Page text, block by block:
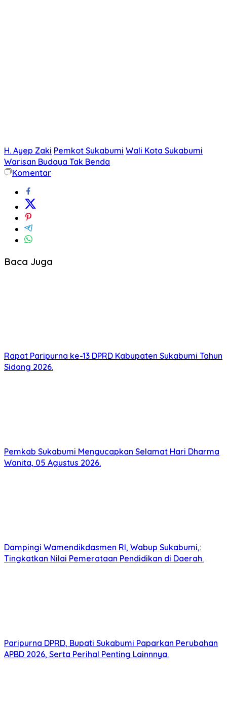
H. Ayep Zaki Pemkot Sukabumi Wali Kota Sukabumi
Warisan Budaya Tak Benda
Komentar
Baca Juga
Rapat Paripurna ke-13 DPRD Kabupaten Sukabumi Tahun
Sidang 2026.
Pemkab Sukabumi Mengucapkan Selamat Hari Dharma
Wanita, 05 Agustus 2026.
Dampingi Wamendikdasmen RI, Wabup Sukabumi,:
Tingkatkan Nilai Pemerataan Pendidikan di Daerah.
Paripurna DPRD, Bupati Sukabumi Paparkan Perubahan
APBD 2026, Serta Perihal Penting Lainnnya.